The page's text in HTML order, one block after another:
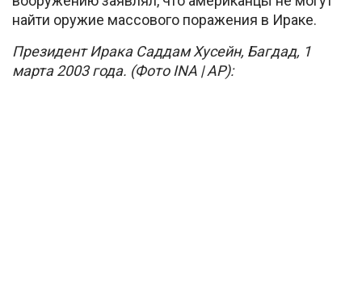
найти оружие массового поражения в Ираке.
Президент Ирака Саддам Хусейн, Багдад, 1
марта 2003 года. (Фото INA | AP):